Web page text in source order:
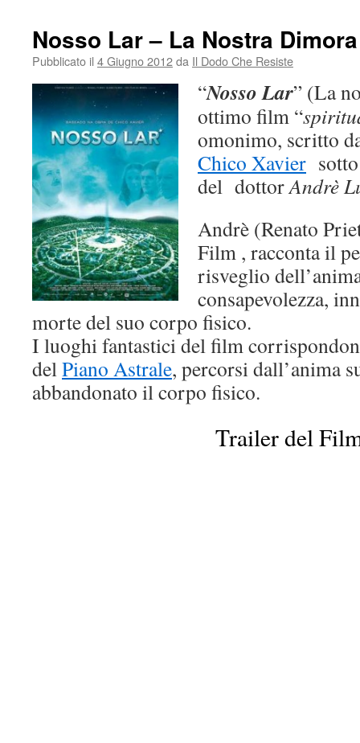
Nosso Lar – La Nostra Dimora
Pubblicato il 4 Giugno 2012da Il Dodo Che Resiste
“Nosso Lar” (La
ottimo film “
omonimo, scritto
Chico Xavier
del dottorAndrè
Andrè (Renato
Film , racconta il
risveglio
consapevolezza,
morte del suo corpo fisico.
I luoghi fantastici del film
delPiano Astrale, percorsi dall’anima
abbandonato il corpo fisico.
Trailer del